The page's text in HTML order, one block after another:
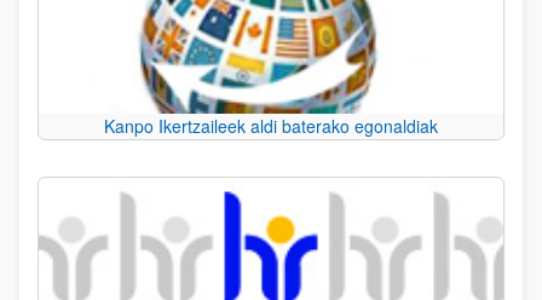
Kanpo Ikertzaileek aldi baterako egonaldiak